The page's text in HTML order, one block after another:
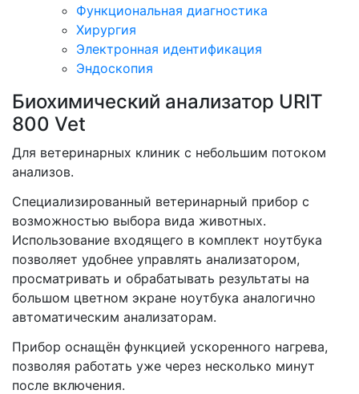
Функциональная диагностика
Хирургия
Электронная идентификация
Эндоскопия
Биохимический анализатор URIT
800 Vet
Для ветеринарных клиник с небольшим потоком
анализов.
Специализированный ветеринарный прибор с
возможностью выбора вида животных.
Использование входящего в комплект ноутбука
позволяет удобнее управлять анализатором,
просматривать и обрабатывать результаты на
большом цветном экране ноутбука аналогично
автоматическим анализаторам.
Прибор оснащён функцией ускоренного нагрева,
позволяя работать уже через несколько минут
после включения.